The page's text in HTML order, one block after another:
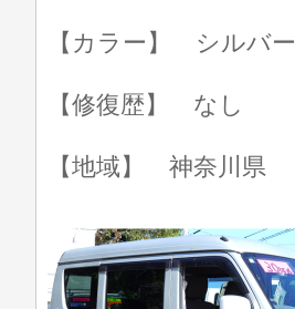
【カラー】 シルバー
【修復歴】 なし
【地域】 神奈川県